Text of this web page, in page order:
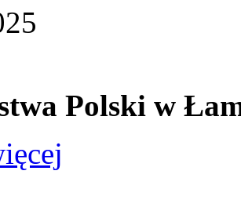
Polski w